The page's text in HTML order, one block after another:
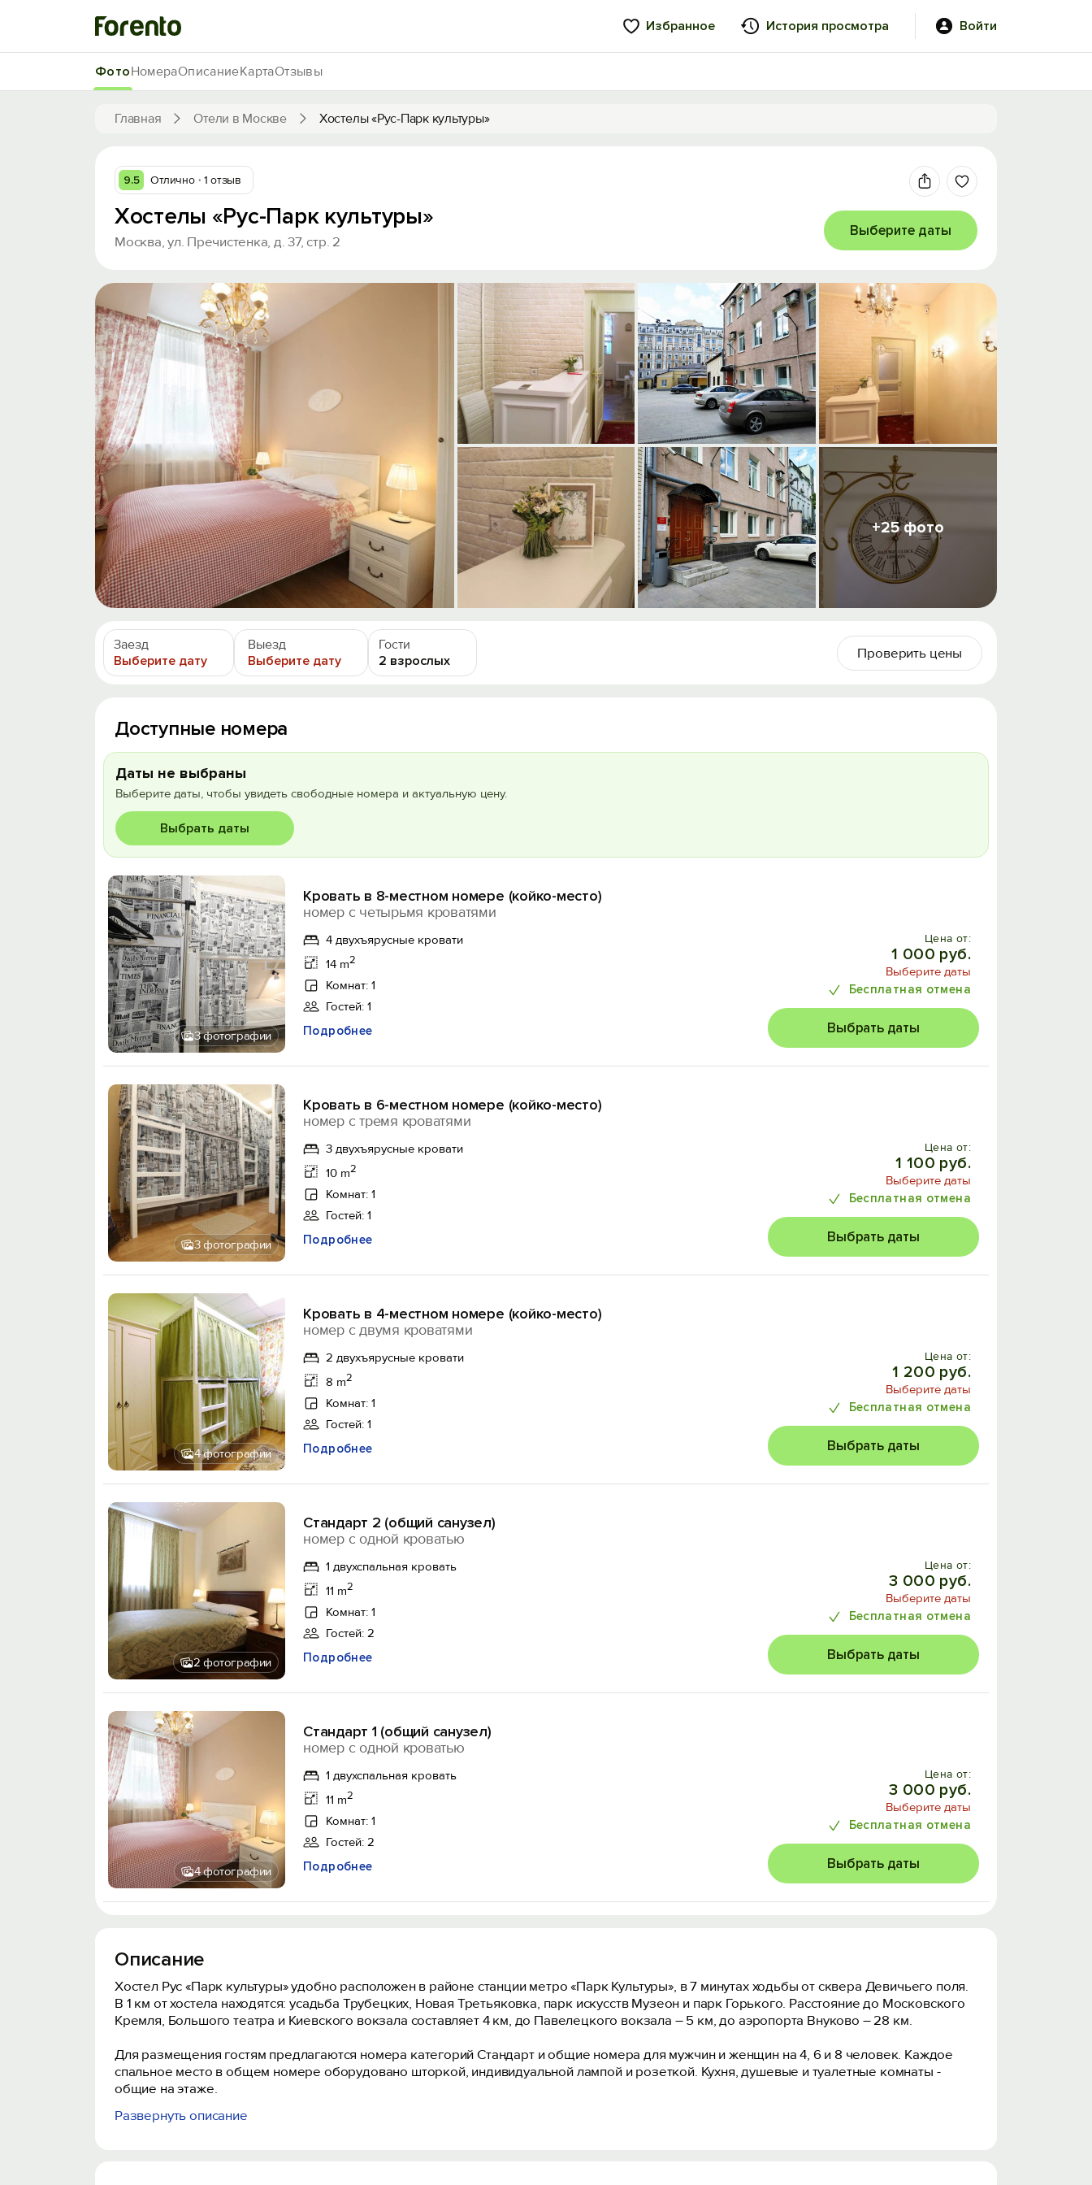
Избранное История просмотра Войти
Главная Отели в Москве Хостелы «Рус-Парк культуры»
ФотоНомераОписаниеКартаОтзывы
+25 фото
9.5 Отлично 1 отзыв
Хостелы «Рус-Парк культуры»
Москва, ул. Пречистенка, д. 37, стр. 2
Выберите даты
Заезд
Выберите дату
Выезд
Выберите дату
Гости
2 взрослых
Проверить цены
Доступные номера
Даты не выбраны
Выберите даты, чтобы увидеть свободные номера и актуальную цену.
Выбрать даты
3 фотографии
Кровать в 8-местном номере (койко-место)
номер с четырьмя кроватями
4 двухъярусные кровати
14 m2
Комнат: 1
Гостей: 1
Подробнее
Цена от:
1 000 руб.
Выберите даты
Бесплатная отмена
Выбрать даты
3 фотографии
Кровать в 6-местном номере (койко-место)
номер с тремя кроватями
3 двухъярусные кровати
10 m2
Комнат: 1
Гостей: 1
Подробнее
Цена от:
1 100 руб.
Выберите даты
Бесплатная отмена
Выбрать даты
4 фотографии
Кровать в 4-местном номере (койко-место)
номер с двумя кроватями
2 двухъярусные кровати
8 m2
Комнат: 1
Гостей: 1
Подробнее
Цена от:
1 200 руб.
Выберите даты
Бесплатная отмена
Выбрать даты
2 фотографии
Стандарт 2 (общий санузел)
номер с одной кроватью
1 двухспальная кровать
11 m2
Комнат: 1
Гостей: 2
Подробнее
Цена от:
3 000 руб.
Выберите даты
Бесплатная отмена
Выбрать даты
4 фотографии
Стандарт 1 (общий санузел)
номер с одной кроватью
1 двухспальная кровать
11 m2
Комнат: 1
Гостей: 2
Подробнее
Цена от:
3 000 руб.
Выберите даты
Бесплатная отмена
Выбрать даты
Описание
Хостел Рус «Парк культуры» удобно расположен в районе станции метро «Парк Культуры», в 7 минутах ходьбы от сквера Девичьего поля.
В 1 км от хостела находятся: усадьба Трубецких, Новая Третьяковка, парк искусств Музеон и парк Горького. Расстояние до Московского
Кремля, Большого театра и Киевского вокзала составляет 4 км, до Павелецкого вокзала – 5 км, до аэропорта Внуково – 28 км.
Для размещения гостям предлагаются номера категорий Стандарт и общие номера для мужчин и женщин на 4, 6 и 8 человек. Каждое
спальное место в общем номере оборудовано шторкой, индивидуальной лампой и розеткой. Кухня, душевые и туалетные комнаты -
общие на этаже.
В стоимость также включен завтрак.
Развернуть описание